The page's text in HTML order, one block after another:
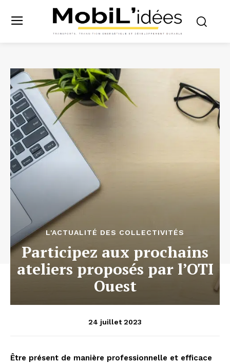
L'ACTUALITÉ DES COLLECTIVITÉS
Participez aux prochains
ateliers proposés par l’OTI
Ouest
24 juillet 2023
Être présent de manière professionnelle et efficace